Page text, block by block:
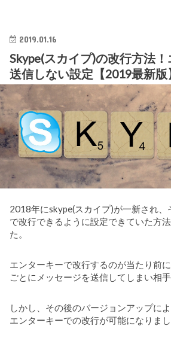
2019.01.16
Skype(スカイプ)の改行方法
送信しない設定【2019最新版
2018年にskype(スカイプ)が一新され、
で改行できるように設定できていた方
た。
エンターキーで改行するのが当たり前
ごとにメッセージを送信してしまい相
しかし、その後のバージョンアップに
エンターキーでの改行が可能になりまし